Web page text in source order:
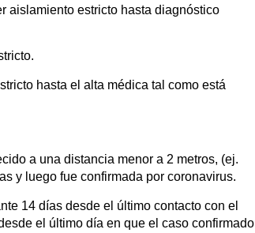
aislamiento estricto hasta diagnóstico
hasta el alta médica tal como está
a una distancia menor a 2 metros, (ej.
y luego fue confirmada por coronavirus.
14 días desde el último contacto con el
el último día en que el caso confirmado